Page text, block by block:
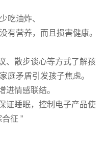
吃油炸、
有营养，而且损害健康。
、散步谈心等方式了解孩
庭矛盾引发孩子焦虑。
进情感联结。
证睡眠，控制电子产品使
征 ”